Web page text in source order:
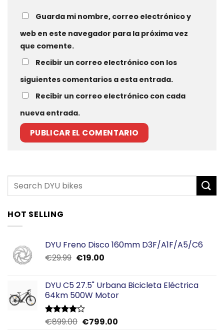
Guarda mi nombre, correo electrónico y
web en este navegador para la próxima vez
que comente.
Recibir un correo electrónico con los
siguientes comentarios a esta entrada.
Recibir un correo electrónico con cada
nueva entrada.
HOT SELLING
DYU Freno Disco 160mm D3F/A1F/A5/C6
€29.99 El
era:
€29.99.
€19.00El
es:
€19.00.
DYU C5 27.5" Urbana Bicicleta Eléctrica
64km 500W Motor
Valorado
€899.00 El
€799.00El